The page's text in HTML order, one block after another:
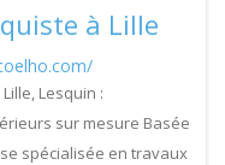
à Lille
Lesquin :
sur mesure Basée
spécialisée en travaux